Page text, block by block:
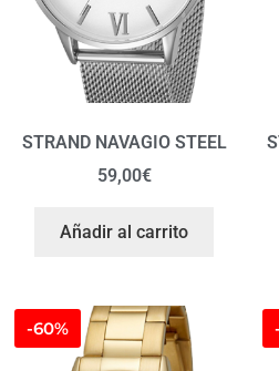
STRAND NAVAGIO STEEL
59,00€
Añadir al carrito
-60%